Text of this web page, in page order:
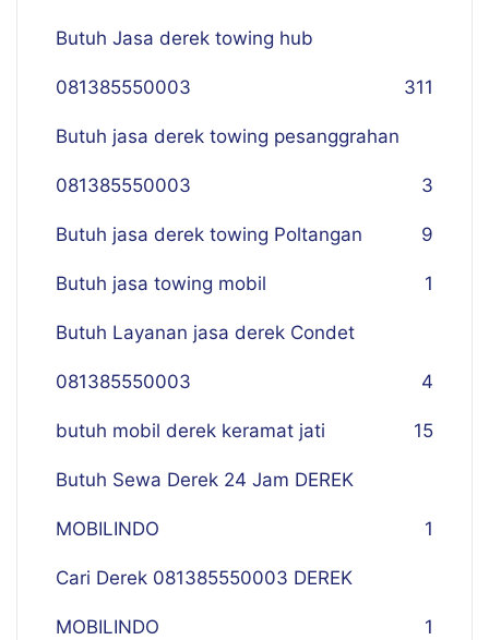
Butuh Jasa derek towing hub
081385550003 311
Butuh jasa derek towing pesanggrahan
081385550003 3
Butuh jasa derek towing Poltangan 9
Butuh jasa towing mobil 1
Butuh Layanan jasa derek Condet
081385550003 4
butuh mobil derek keramat jati 15
Butuh Sewa Derek 24 Jam DEREK
MOBILINDO 1
Cari Derek 081385550003 DEREK
MOBILINDO 1